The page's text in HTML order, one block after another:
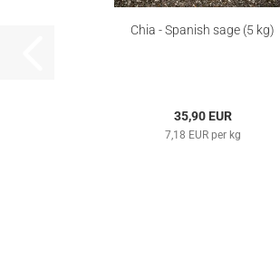
Chia - Spanish sage (5 kg)
35,90 EUR
7,18 EUR per kg